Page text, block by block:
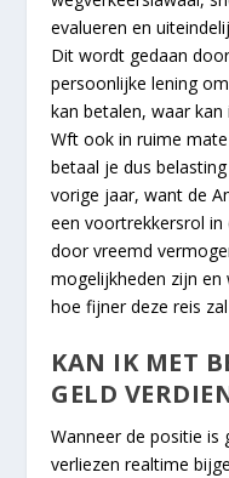
evalueren en
Dit wordt gedaan
persoonlijke lening
kan betalen, waar
Wft ook in ruime
betaal je dus
vorige jaar, want de
een voortrekkersrol in
door vreemd
mogelijkheden zijn
hoe fijner deze reis
KAN IK MET
GELD
Wanneer de positie
verliezen realtime